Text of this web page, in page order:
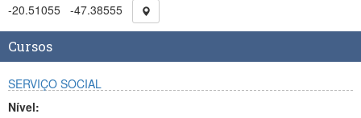
-20.51055 -47.38555
Cursos
SERVIÇO SOCIAL
Nível: